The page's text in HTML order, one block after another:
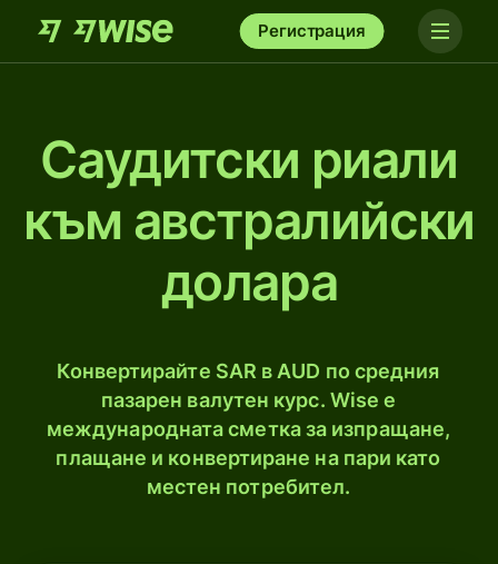
Регистрация
Саудитски риали
към австралийски
доларa
Конвертирайте SAR в AUD по средния
пазарен валутен курс. Wise е
международната сметка за изпращане,
плащане и конвертиране на пари като
местен потребител.